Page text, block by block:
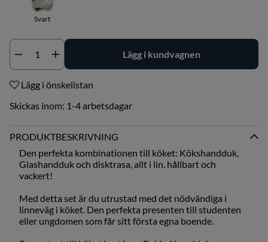
Svart
Antal Lägg i kundvagnen
Lägg i önskelistan
Skickas inom: 1-4 arbetsdagar
PRODUKTBESKRIVNING
Den perfekta kombinationen till köket: Kökshandduk,
Glashandduk och disktrasa, allt i lin. hållbart och
vackert!
Med detta set är du utrustad med det nödvändiga i
linneväg i köket. Den perfekta presenten till studenten
eller ungdomen som får sitt första egna boende.